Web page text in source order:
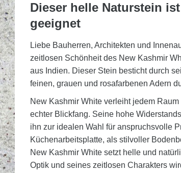
Dieser helle Naturstein
geeignet
Liebe Bauherren, Architekten und
zeitlosen Schönheit des New Kashmir
aus Indien. Dieser Stein besticht durch
feinen, grauen und rosafarbenen Adern
New Kashmir White verleiht jedem
echter Blickfang. Seine hohe
ihn zur idealen Wahl für anspruchsvolle
Küchenarbeitsplatte, als stilvoller
New Kashmir White setzt helle und
Optik und seines zeitlosen Charakters